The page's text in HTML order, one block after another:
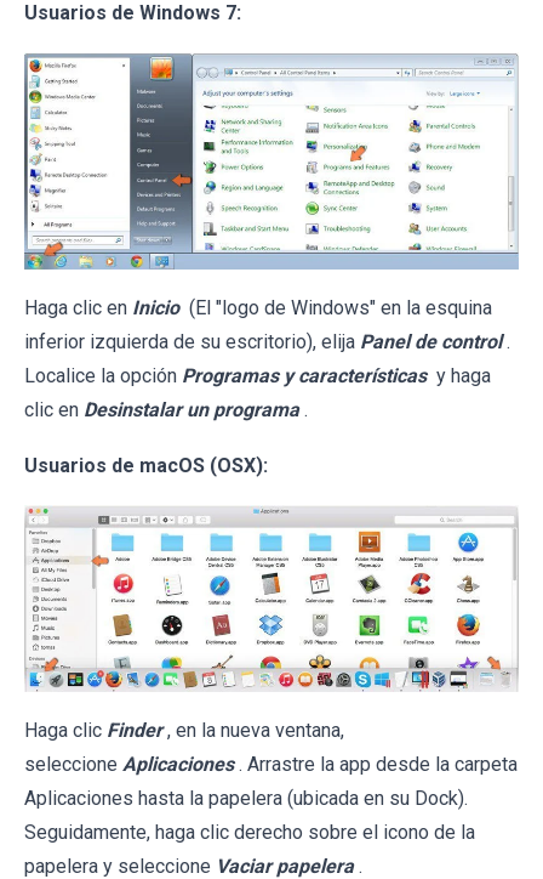
Usuarios de Windows 7:
Haga clic en Inicio (El "logo de Windows" en la esquina
inferior izquierda de su escritorio), elija Panel de control .
Localice la opción Programas y características y haga
clic en Desinstalar un programa .
Usuarios de macOS (OSX):
Haga clic Finder , en la nueva ventana,
seleccione Aplicaciones . Arrastre la app desde la carpeta
Aplicaciones hasta la papelera (ubicada en su Dock).
Seguidamente, haga clic derecho sobre el icono de la
papelera y seleccione Vaciar papelera .